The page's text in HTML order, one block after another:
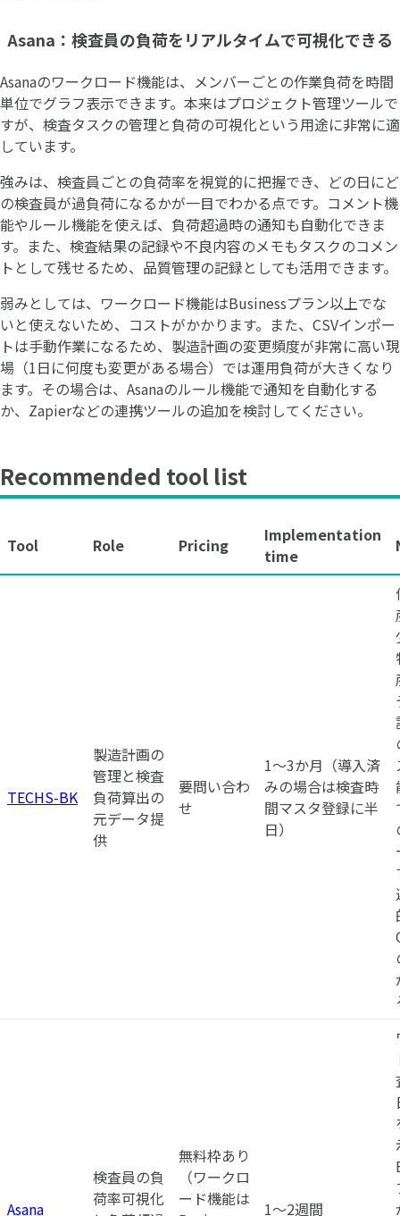
Asana：検査員の負荷をリアルタイムで可視化できる
Asanaのワークロード機能は、メンバーごとの作業負荷を時間
単位でグラフ表示できます。本来はプロジェクト管理ツールで
すが、検査タスクの管理と負荷の可視化という用途に非常に適
しています。
強みは、検査員ごとの負荷率を視覚的に把握でき、どの日にど
の検査員が過負荷になるかが一目でわかる点です。コメント機
能やルール機能を使えば、負荷超過時の通知も自動化できま
す。また、検査結果の記録や不良内容のメモもタスクのコメン
トとして残せるため、品質管理の記録としても活用できます。
弱みとしては、ワークロード機能はBusinessプラン以上でな
いと使えないため、コストがかかります。また、CSVインポー
トは手動作業になるため、製造計画の変更頻度が非常に高い現
場（1日に何度も変更がある場合）では運用負荷が大きくなり
ます。その場合は、Asanaのルール機能で通知を自動化する
か、Zapierなどの連携ツールの追加を検討してください。
Recommended tool list
Tool Role Pricing
Implementation
time
TECHS-BK
製造計画の
管理と検査
負荷算出の
元データ提
供
要問い合わ
せ
1〜3か月（導入済
みの場合は検査時
間マスタ登録に半
日）
Asana
検査員の負
荷率可視化
無料枠あり
（ワークロ
ード機能は
1〜2週間